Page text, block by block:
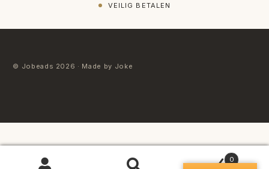
VEILIG BETALEN
© Jobeads 2026 · Made by Joke
0